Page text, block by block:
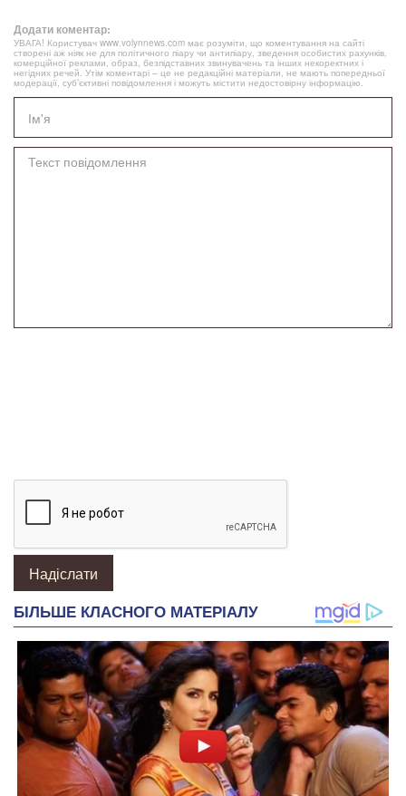
Додати коментар:
УВАГА! Користувач www.volynnews.com має розуміти, що коментування на сайті
створені аж ніяк не для політичного піару чи антипіару, зведення особистих рахунків,
комерційної реклами, образ, безпідставних звинувачень та інших некоректних і
негідних речей. Утім коментарі – це не редакційні матеріали, не мають попередньої
модерації, суб’єктивні повідомлення і можуть містити недостовірну інформацію.